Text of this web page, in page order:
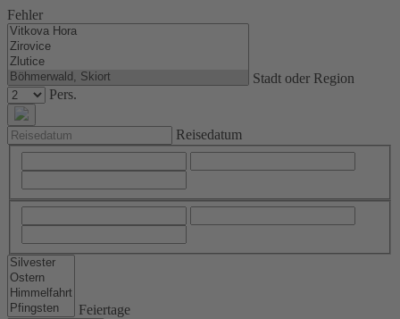
Fehler
Stadt oder Region
Pers.
Reisedatum
Feiertage